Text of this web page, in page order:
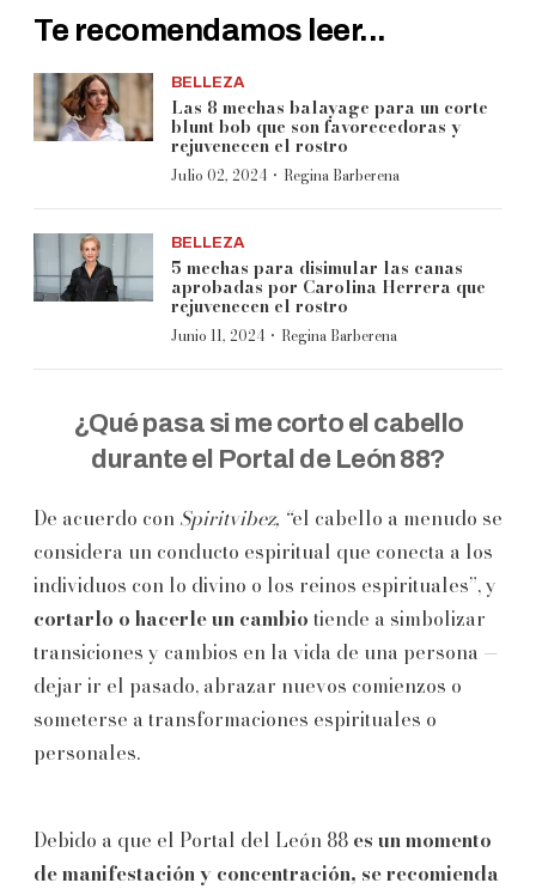
Te recomendamos leer...
BELLEZA
Las 8 mechas balayage para un corte
blunt bob que son favorecedoras y
rejuvenecen el rostro
Julio 02, 2024 · Regina Barberena
BELLEZA
5 mechas para disimular las canas
aprobadas por Carolina Herrera que
rejuvenecen el rostro
Junio 11, 2024 · Regina Barberena
¿Qué pasa si me corto el cabello
durante el Portal de León 88?
De acuerdo con Spiritvibez, “el cabello a menudo se
considera un conducto espiritual que conecta a los
individuos con lo divino o los reinos espirituales”, y
cortarlo o hacerle un cambio tiende a simbolizar
transiciones y cambios en la vida de una persona —
dejar ir el pasado, abrazar nuevos comienzos o
someterse a transformaciones espirituales o
personales.
Debido a que el Portal del León 88 es un momento
de manifestación y concentración, se recomienda